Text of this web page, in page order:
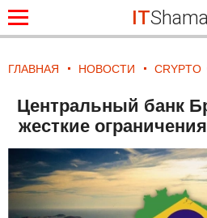
IT
ГЛАВНАЯ НОВОСТИ CRYPTO
Центральный банк
жесткие